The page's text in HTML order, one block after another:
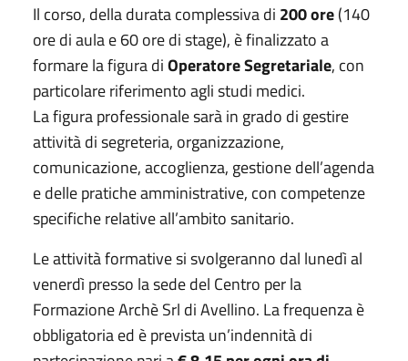
Il corso, della durata complessiva di 200 ore(140
ore di aula e 60 ore di stage), è finalizzato a
formare la figura diOperatore Segretariale, con
particolare riferimento agli studi medici.
La figura professionale sarà in grado di gestire
attività di segreteria, organizzazione,
comunicazione, accoglienza, gestione dell’agenda
e delle pratiche amministrative, con competenze
specifiche relative all’ambito sanitario.
Le attività formative si svolgeranno dal lunedì al
venerdì presso la sede del Centro per la
Formazione Archè Srl di Avellino. La frequenza è
obbligatoria ed è prevista un’indennità di